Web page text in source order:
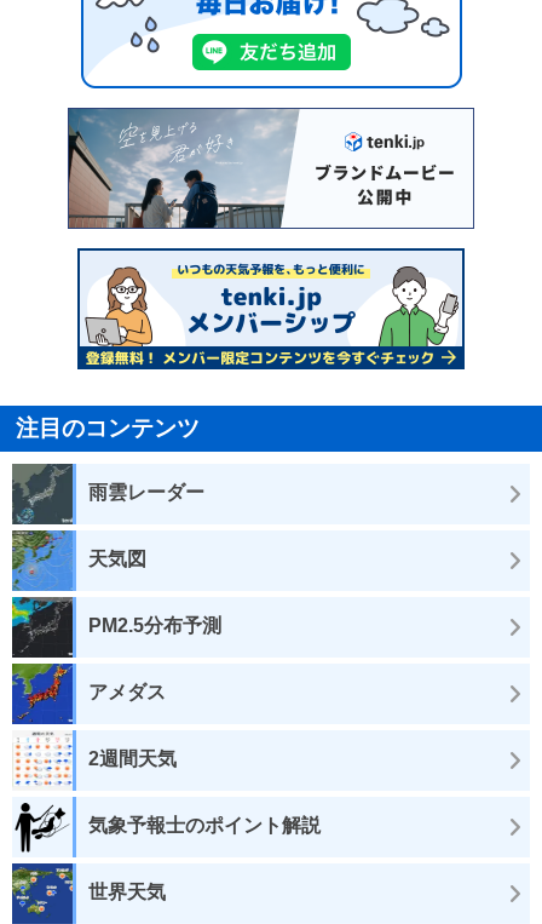
注目のコンテンツ
雨雲レーダー
天気図
PM2.5分布予測
アメダス
2週間天気
気象予報士のポイント解説
世界天気